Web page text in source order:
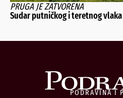
PRUGA JE ZATVORENA
Sudar putničkog i teretnog
PODRAVINA I